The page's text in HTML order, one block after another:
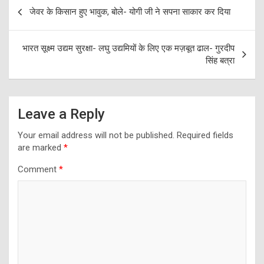
जेवर के किसान हुए भावुक, बोले- योगी जी ने सपना साकार कर दिया
भारत सूक्ष्म उद्यम सुरक्षा- लघु उद्यमियों के लिए एक मज़बूत ढाल- गुरदीप
सिंह बत्रा
Leave a Reply
Your email address will not be published. Required fields
are marked *
Comment *